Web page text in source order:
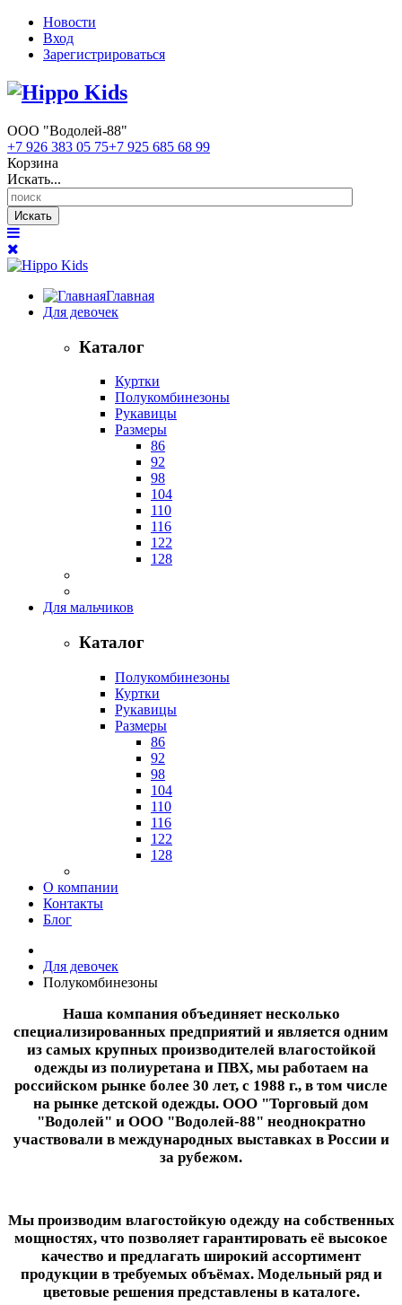
Новости
Вход
Зарегистрироваться
ООО "Водолей-88"
+7 926 383 05 75+7 925 685 68 99
Корзина
Искать...
Искать
Главная
Для девочек
Каталог
Куртки
Полукомбинезоны
Рукавицы
Размеры
86
92
98
104
110
116
122
128
Для мальчиков
Каталог
Полукомбинезоны
Куртки
Рукавицы
Размеры
86
92
98
104
110
116
122
128
О компании
Контакты
Блог
Для девочек
Полукомбинезоны
Наша компания объединяет несколько
специализированных предприятий и является одним
из самых крупных производителей влагостойкой
одежды из полиуретана и ПВХ, мы работаем на
российском рынке более 30 лет, с 1988 г., в том числе
на рынке детской одежды. ООО "Торговый дом
"Водолей" и ООО "Водолей-88" неоднократно
участвовали в международных выставках в России и
за рубежом.
Мы производим влагостойкую одежду на собственных
мощностях, что позволяет гарантировать её высокое
качество и предлагать широкий ассортимент
продукции в требуемых объёмах. Модельный ряд и
цветовые решения представлены в каталоге.